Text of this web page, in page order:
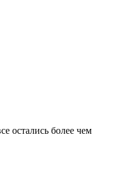
остались более чем